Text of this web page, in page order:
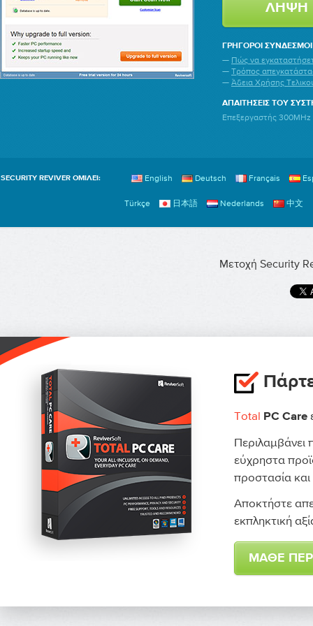
ΛΉΨΗ
ΓΡΉΓΟΡΟΙ ΣΎΝΔΕΣΜΟΙ
— Πώς να
— Τρόπος
— Άδεια Χρήσης
ΑΠΑΙΤΉΣΕΙΣ ΤΟΥ
Επεξεργαστής
SECURITY REVIVER ΟΜΙΛΕΊ: English Deutsch Français
Türkçe 日本語 Nederlands 中文
Μετοχή Security
Total PC Care
εύχρηστα
προστασία
Αποκτήστε
εκπληκτική
ΜΆΘΕ